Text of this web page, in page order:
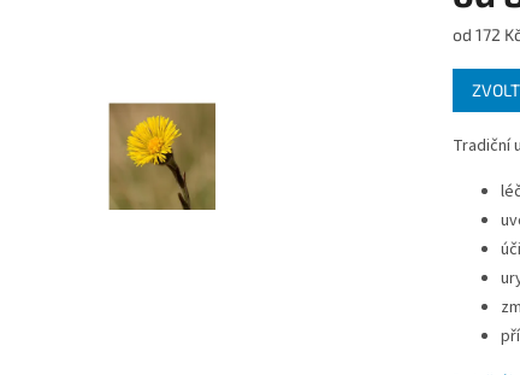
Měrná
od 172
Tradiční